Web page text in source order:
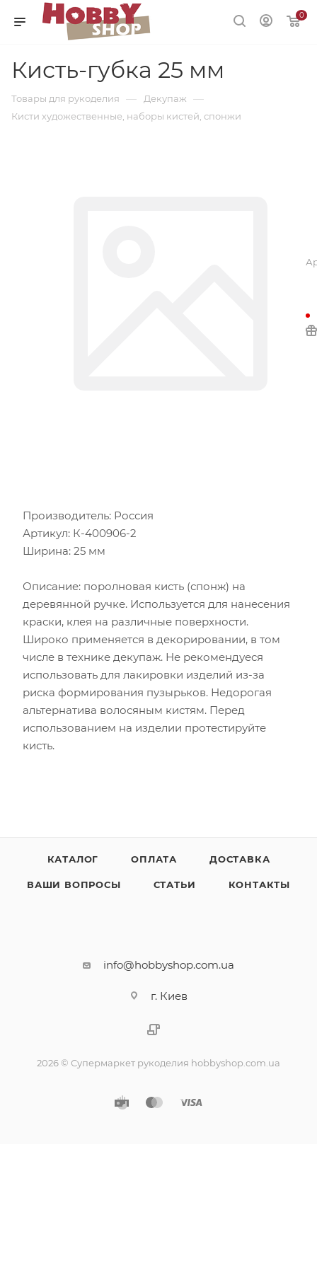
0
Кисть-губка 25 мм
Товары для рукоделия — Декупаж —
Кисти художественные, наборы кистей, спонжи
Производитель: Россия
Артикул: К-400906-2
Ширина: 25 мм
Описание: поролновая кисть (спонж) на
деревянной ручке. Используется для нанесения
краски, клея на различные поверхности.
Широко применяется в декорировании, в том
числе в технике декупаж. Не рекомендуеся
использовать для лакировки изделий из-за
риска формирования пузырьков. Недорогая
альтернатива волосяным кистям. Перед
использованием на изделии протестируйте
кисть.
КАТАЛОГ ОПЛАТА ДОСТАВКА
ВАШИ ВОПРОСЫ СТАТЬИ КОНТАКТЫ
info@hobbyshop.com.ua
г. Киев
2026 © Супермаркет рукоделия hobbyshop.com.ua